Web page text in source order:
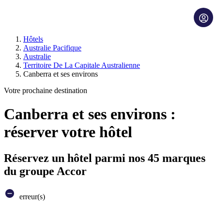
Hôtels
Australie Pacifique
Australie
Territoire De La Capitale Australienne
Canberra et ses environs
Votre prochaine destination
Canberra et ses environs :
réserver votre hôtel
Réservez un hôtel parmi nos 45 marques
du groupe Accor
erreur(s)